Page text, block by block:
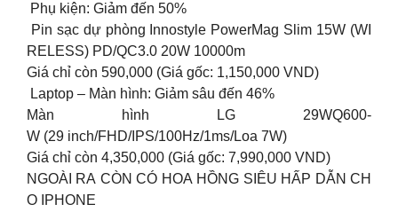
Phụ kiện: Giảm đến 50%
Pin sạc dự phòng Innostyle PowerMag Slim 15W (WI
RELESS) PD/QC3.0 20W 10000m
Giá chỉ còn 590,000 (Giá gốc: 1,150,000 VND)
Laptop – Màn hình: Giảm sâu đến 46%
Màn hình LG 29WQ600-
W (29 inch/FHD/IPS/100Hz/1ms/Loa 7W)
Giá chỉ còn 4,350,000 (Giá gốc: 7,990,000 VND)
NGOÀI RA CÒN CÓ HOA HỒNG SIÊU HẤP DẪN CH
O IPHONE